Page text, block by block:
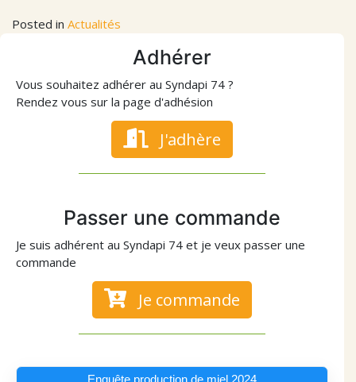
Posted in Actualités
Adhérer
Vous souhaitez adhérer au Syndapi 74 ?
Rendez vous sur la page d'adhésion
J'adhère
Passer une commande
Je suis adhérent au Syndapi 74 et je veux passer une
commande
Je commande
Enquête production de miel 2024